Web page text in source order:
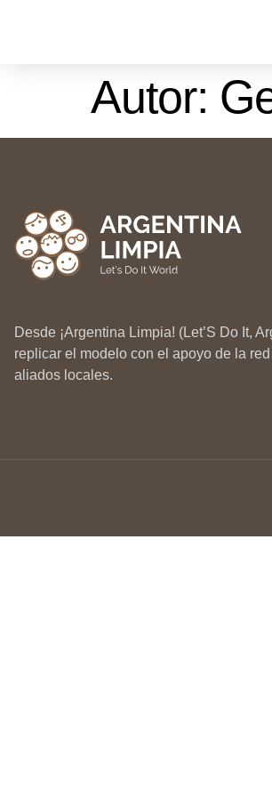
Autor:
Desde ¡Argentina Limpia! (Let’S Do It,
replicar el modelo con el apoyo de la
aliados locales.